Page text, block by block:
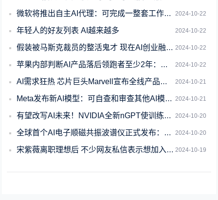
2024-10-22
微软将推出自主AI代理：可完成一整套工作流程
2024-10-22
年轻人的好友列表 AI越来越多
2024-10-22
假装被马斯克裁员的整活鬼才 现在AI创业融资3500万
2024-10-22
苹果内部判断AI产品落后领跑者至少2年：为何还有人讲优势在果
2024-10-21
AI需求狂热 芯片巨头Marvell宣布全线产品提价！打响涨价第一枪
2024-10-21
Meta发布新AI模型：可自查和审查其他AI模型工作
2024-10-20
有望改写AI未来！NVIDIA全新nGPT使训练速度暴增20倍
2024-10-20
全球首个AI电子顺磁共振波谱仪正式发布：检测精准度打破世界纪录
2024-10-19
宋紫薇离职理想后 不少网友私信表示想加入其团队